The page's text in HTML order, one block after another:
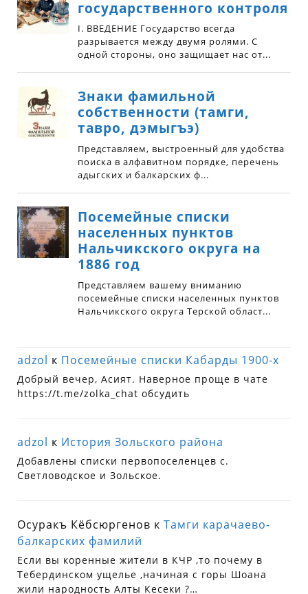
adzol к Посемейные списки Кабарды 1900-х
Добрый вечер, Асият. Наверное проще в чате
https://t.me/zolka_chat обсудить
adzol к История Зольского района
Добавлены списки первопоселенцев с.
Светловодское и Зольское.
Осуракъ Кёбсюргенов кТамги карачаево-
балкарских фамилий
Если вы коренные жители в КЧР ,то почему в
Тебердинском ущелье ,начиная с горы Шоана
жили народность Алты Кесеки ?…